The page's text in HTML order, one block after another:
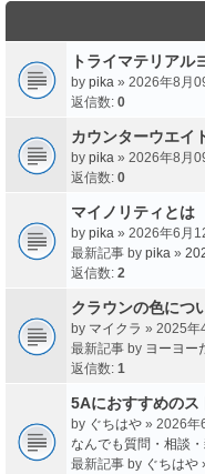
トライマテリアル
by pika » 2026年8月
返信数: 0
カウンターウエイ
by pika » 2026年8月
返信数: 0
マイノリティとは
by pika » 2026年6月
最新記事 by pika »
返信数: 2
クラウンの色につ
by マイクラ » 2025年
最新記事 by ヨーヨー
返信数: 1
5Aにおすすめのス
by ぐちはや » 2026年
なんでも質問・相談
最新記事 by ぐちはや